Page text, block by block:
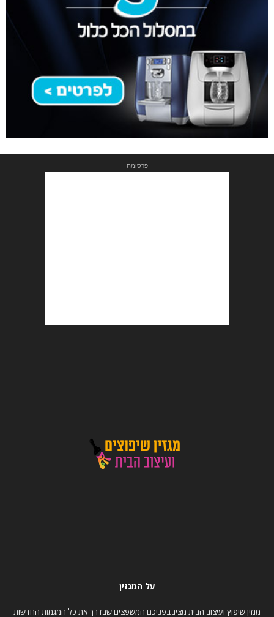
- פרסומת -
על המגזין
מגזין שיפוץ ועיצוב הבית מציג בפניכם המשפצים שבדרך את כל המגמות החדשות